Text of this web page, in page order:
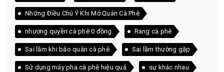
Những Điều Chú Ý Khi Mở Quán Cà Phê
nhượng quyền cà phê 0 đồng Rang cà phê
Sai lầm khi bảo quản cà phê Sai lầm thường gặp
Sử dụng máy pha cà phê hiệu quả sự khác nhau